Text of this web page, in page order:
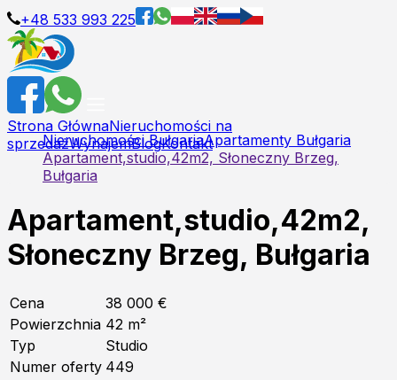
+48 533 993 225
Strona GłównaNieruchomości na
sprzedażWynajemBlogKontakt
Nieruchomości BułgariaApartamenty Bułgaria
Apartament,studio,42m2, Słoneczny Brzeg,
Bułgaria
Apartament,studio,42m2,
Słoneczny Brzeg, Bułgaria
Cena
38 000 €
Powierzchnia 42 m²
Typ
Studio
Numer oferty 449